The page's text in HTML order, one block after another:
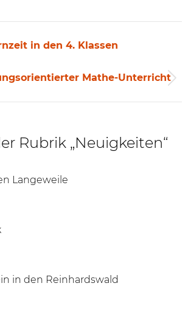
Beitrag:
in den 4. Klassen
Beitrag:
Mathe-Unterricht
Rubrik „Neuigkeiten“
Langeweile
in den Reinhardswald